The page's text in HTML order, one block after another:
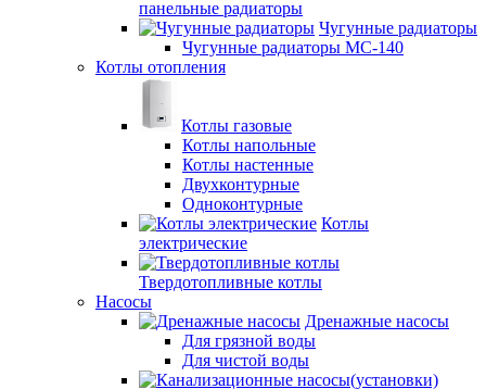
панельные радиаторы
Чугунные радиаторы
Чугунные радиаторы МС-140
Котлы отопления
Котлы газовые
Котлы напольные
Котлы настенные
Двухконтурные
Одноконтурные
Котлы
электрические
Твердотопливные котлы
Насосы
Дренажные насосы
Для грязной воды
Для чистой воды